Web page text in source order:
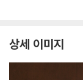
상세 이미지